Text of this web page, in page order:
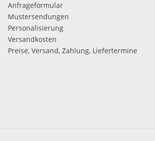
Anfrageformular
Mustersendungen
Personalisierung
Versandkosten
Preise, Versand, Zahlung, Liefertermine